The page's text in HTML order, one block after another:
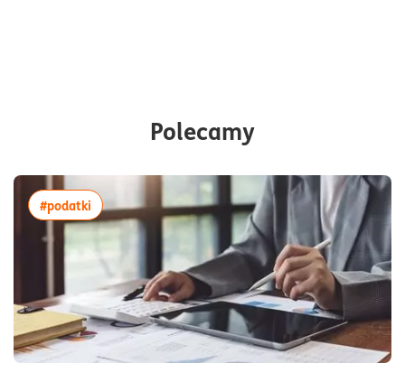
Polecamy
#podatki więcej artykułów z tagiem:#podatki